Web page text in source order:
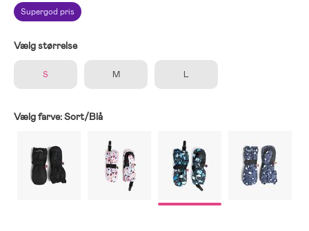
Supergod pris
Vælg størrelse
S M L
Vælg farve:Sort/Blå